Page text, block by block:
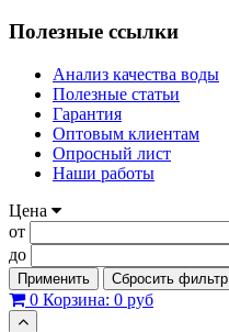
Полезные ссылки
Анализ качества воды
Полезные статьи
Гарантия
Оптовым клиентам
Опросный лист
Наши работы
Цена
от
до
Применить Сбросить фильтр
0 Корзина: 0 руб